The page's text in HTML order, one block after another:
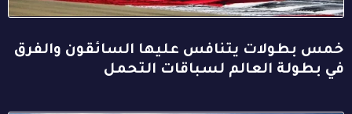
خمس بطولات يتنافس عليها السائقون والفرق
في بطولة العالم لسباقات التحمل